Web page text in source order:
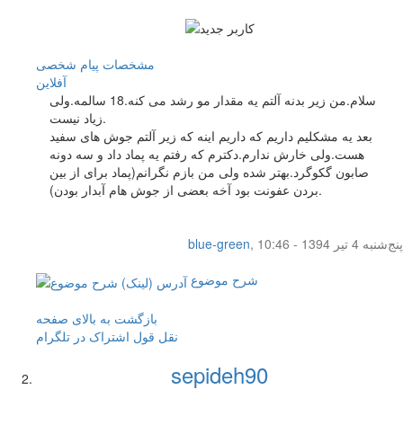
مشخصات پیام شخصی
آفلاين
سلام.من زیر بدنه آلتم یه مقدار مو رشد می کنه.18 سالمه.ولی
زیاد نیست.
بعد یه مشکلیم داریم که داریم اینه که زیر آلتم جوش های سفید
هست.ولی خارش ندارم.دکترم که رفتم یه پماد داد و سه دونه
صابون گکوگرد.بهتر شده ولی من بازم نگرانم(پماد برای از بین
بردن عفونت بود آخه بعضی از جوش هام آبدار بودن).
blue-green,
پنج‌شنبه 4 تیر 1394 - 10:46
شرح موضوع
بازگشت به بالای صفحه
نقل قول اشتراک در تلگرام
sepideh90